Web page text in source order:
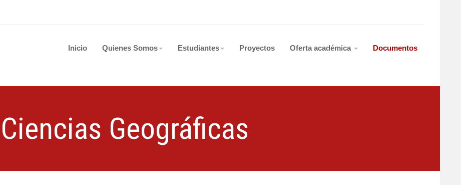
Inicio Quienes Somos Estudiantes Proyectos Oferta académica Documentos
Ciencias Geográficas